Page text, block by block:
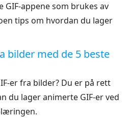
appene som brukes av
tips om hvordan du lager
bilder med de 5 beste
er fra bilder? Du er på rett
du lager animerte GIF-er ved